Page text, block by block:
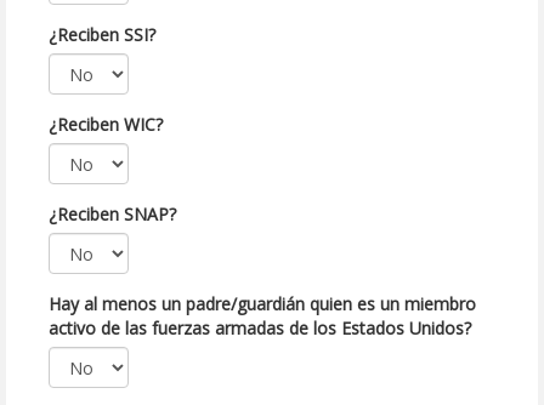
¿Reciben SSI?
¿Reciben WIC?
¿Reciben SNAP?
Hay al menos un padre/guardián quien es un miembro
activo de las fuerzas armadas de los Estados Unidos?